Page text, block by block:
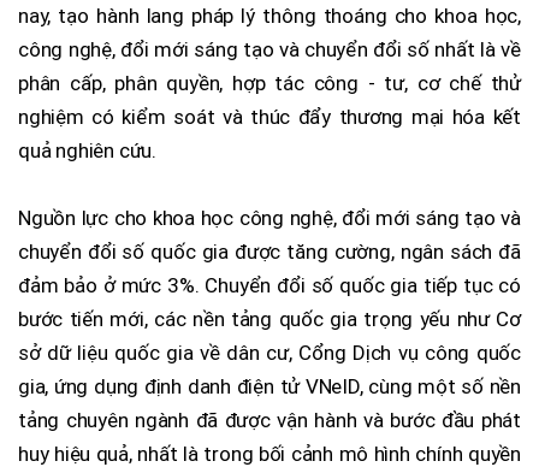
nay, tạo hành lang pháp lý thông thoáng cho khoa học,
công nghệ, đổi mới sáng tạo và chuyển đổi số nhất là về
phân cấp, phân quyền, hợp tác công - tư, cơ chế thử
nghiệm có kiểm soát và thúc đẩy thương mại hóa kết
quả nghiên cứu.
Nguồn lực cho khoa học công nghệ, đổi mới sáng tạo và
chuyển đổi số quốc gia được tăng cường, ngân sách đã
đảm bảo ở mức 3%. Chuyển đổi số quốc gia tiếp tục có
bước tiến mới, các nền tảng quốc gia trọng yếu như Cơ
sở dữ liệu quốc gia về dân cư, Cổng Dịch vụ công quốc
gia, ứng dụng định danh điện tử VNeID, cùng một số nền
tảng chuyên ngành đã được vận hành và bước đầu phát
huy hiệu quả, nhất là trong bối cảnh mô hình chính quyền